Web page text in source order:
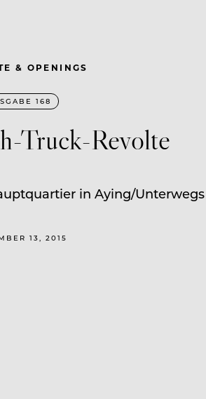
& OPENINGS
168
Truck-Revolte
in Aying/
13, 2015